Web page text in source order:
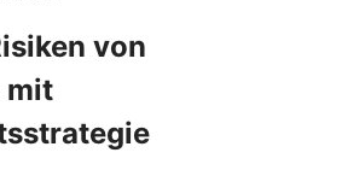
von
mit